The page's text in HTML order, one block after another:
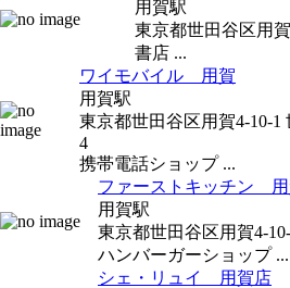
用賀駅
東京都世田谷区用
書店 ...
ワイモバイル 用賀
用賀駅
東京都世田谷区用賀4-10-
4
携帯電話ショップ ...
ファーストキッチン
用賀駅
東京都世田谷区用賀4-
ハンバーガーショップ ...
シェ・リュイ 用賀店